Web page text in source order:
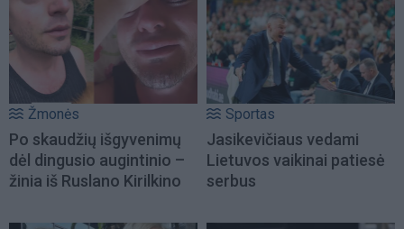
Žmonės
Po skaudžių išgyvenimų
dėl dingusio augintinio –
žinia iš Ruslano Kirilkino
Sportas
Jasikevičiaus vedami
Lietuvos vaikinai patiesė
serbus